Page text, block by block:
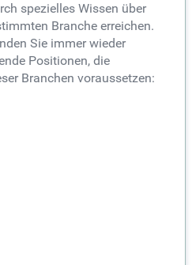
spezielles Wissen über
Branche erreichen.
Sie immer wieder
Positionen, die
Branchen voraussetzen: